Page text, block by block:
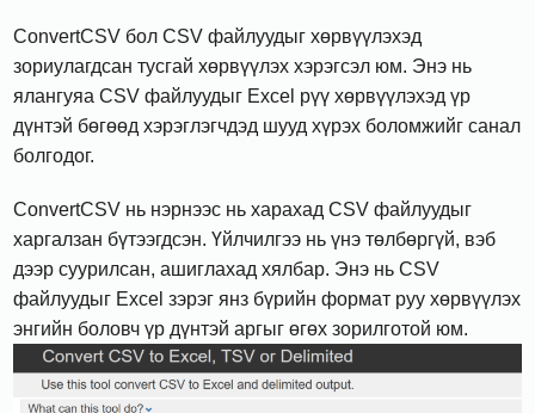
ConvertCSV бол CSV файлуудыг хөрвүүлэхэд
зориулагдсан тусгай хөрвүүлэх хэрэгсэл юм. Энэ нь
ялангуяа CSV файлуудыг Excel рүү хөрвүүлэхэд үр
дүнтэй бөгөөд хэрэглэгчдэд шууд хүрэх боломжийг санал
болгодог.
ConvertCSV нь нэрнээс нь харахад CSV файлуудыг
харгалзан бүтээгдсэн. Үйлчилгээ нь үнэ төлбөргүй, вэб
дээр суурилсан, ашиглахад хялбар. Энэ нь CSV
файлуудыг Excel зэрэг янз бүрийн формат руу хөрвүүлэх
энгийн боловч үр дүнтэй аргыг өгөх зорилготой юм.